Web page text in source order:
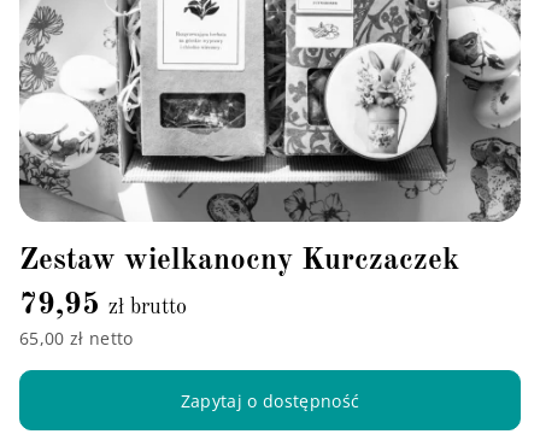
Zestaw wielkanocny Kurczaczek
79,95 zł brutto
65,00 zł netto
Zapytaj o dostępność